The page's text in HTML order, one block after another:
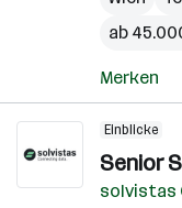
ab
Merken
Einblicke
Senior
solvistas